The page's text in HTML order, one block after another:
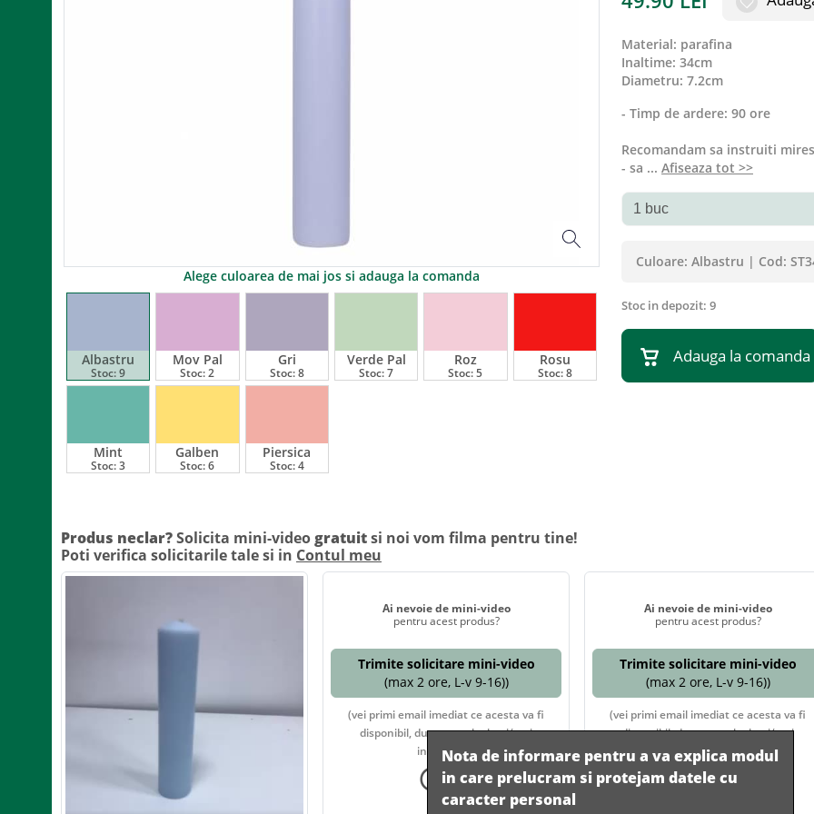
Alege culoarea de mai jos si adauga la comanda
Albastru
Stoc:9
Mov Pal
Stoc:2
Gri
Stoc:8
Verde Pal
Stoc:7
Roz
Stoc:5
Rosu
Stoc:8
Mint
Stoc:3
Galben
Stoc:6
Piersica
Stoc:4
material: parafina
inaltime: 34cm
diametru: 7.2cm
- Timp de ardere: 90 ore
Recomandam sa instruiti
- sa ... Afiseaza tot >>
Culoare: Albastru | Cod:
Stoc in depozit: 9
Adauga la comanda
Produs neclar?Solicita mini-video gratuitsi noi vom filma pentru tine!
Poti verifica solicitarile tale si in Contul meu
Ai nevoie de mini-video
pentru acest produs?
Trimite solicitare mini-video
(max 2 ore, L-v 9-16))
(vei primi email imediat ce acesta va fi
disponibil, dupa ce te loghezi/esti
inregistrat)
Info
Ai nevoie de mini-video
pentru acest produs?
Trimite solicitare mini-video
(max 2 ore, L-v 9-16))
(vei primi email imediat ce acesta va fi
disponibil, dupa ce te loghezi/esti
inregistrat)
Info
Nota de informare pentru a va explica modul
in care prelucram si protejam datele cu
caracter personal